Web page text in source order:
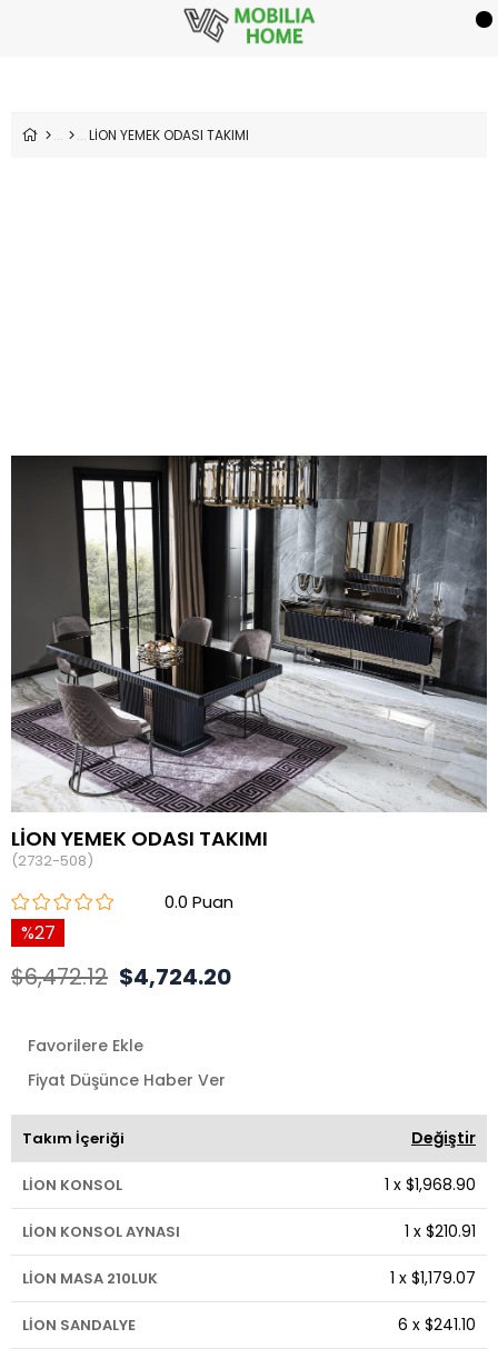
LİON YEMEK ODASI TAKIMI
LİON YEMEK ODASI TAKIMI
(2732-508)
0.0
27
$6,472.12 $4,724.20
Favorilere Ekle
Fiyat Düşünce Haber Ver
Takım İçeriği Değiştir
LİON KONSOL 1 x $1,968.90
LİON KONSOL AYNASI 1 x $210.91
LİON MASA 210LUK 1 x $1,179.07
LİON SANDALYE 6 x $241.10